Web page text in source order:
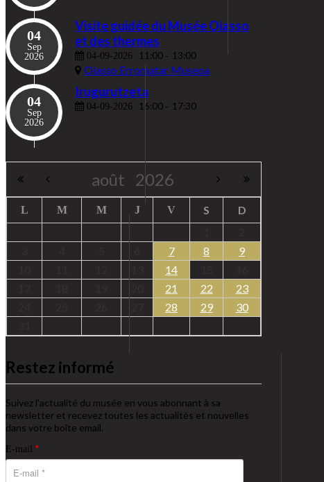
04
Sep
2026
Visite guidée du Musée Oiasso
et des thermes
04-09-2026 11:00 - 13:00
Oiasso Erromatar Museoa
04
Sep
2026
Irugurutzeta
04-09-2026 16:00 - 17:30
août 2026
L M M J V S
D
7 8
9
14
21 22
23
28 29
30
Restez informé
Suivez l'actualité du musée en vous abonnant à sa
newsletter et recevez toutes les actualités et nouvelles
dans votre boîte email.
E-mail *